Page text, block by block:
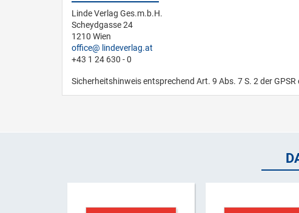
Linde Verlag Ges.m.b.H.
Scheydgasse 24
1210 Wien
office
lindeverlag.at
+43 1 24 630 - 0
Sicherheitshinweis entsprechend Art. 9 Abs. 7 S. 2 der